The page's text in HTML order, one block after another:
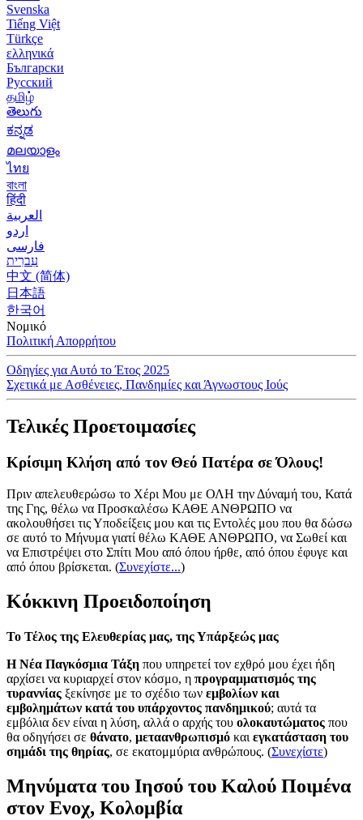
Svenska
Tiếng Việt
Türkçe
ελληνικά
Български
Русский
தமிழ்
తెలుగు
ಕನ್ನಡ
മലയാളം
ไทย
বাংলা
हिंदी
العربية
اردو
فارسی
עִברִית
中文 (简体)
日本語
한국어
Νομικό
Πολιτική Απορρήτου
Οδηγίες για Αυτό το Έτος 2025
Σχετικά με Ασθένειες, Πανδημίες και Άγνωστους Ιούς
Τελικές Προετοιμασίες
Κρίσιμη Κλήση από τον Θεό Πατέρα σε Όλους!
Πριν απελευθερώσω το Χέρι Μου με ΟΛΗ την Δύναμή του, Κατά
της Γης, θέλω να Προσκαλέσω ΚΑΘΕ ΑΝΘΡΩΠΟ να
ακολουθήσει τις Υποδείξεις μου και τις Εντολές μου που θα δώσω
σε αυτό το Μήνυμα γιατί θέλω ΚΑΘΕ ΑΝΘΡΩΠΟ, να Σωθεί και
να Επιστρέψει στο Σπίτι Μου από όπου ήρθε, από όπου έφυγε και
από όπου βρίσκεται. (Συνεχίστε...)
Κόκκινη Προειδοποίηση
Το Τέλος της Ελευθερίας μας, της Υπάρξεώς μας
Η Νέα Παγκόσμια Τάξη που υπηρετεί τον εχθρό μου έχει ήδη
αρχίσει να κυριαρχεί στον κόσμο, η προγραμματισμός της
τυραννίας ξεκίνησε με το σχέδιο των εμβολίων και
εμβολημάτων κατά του υπάρχοντος πανδημικού; αυτά τα
εμβόλια δεν είναι η λύση, αλλά ο αρχής του ολοκαυτώματος που
θα οδηγήσει σε θάνατο, μεταανθρωπισμό και εγκατάσταση του
σημάδι της θηρίας, σε εκατομμύρια ανθρώπους. (Συνεχίστε)
Μηνύματα του Ιησού του Καλού Ποιμένα
στον Ενοχ, Κολομβία